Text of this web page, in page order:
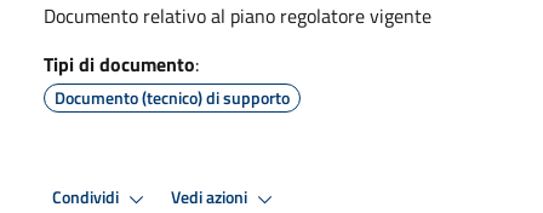
Documento relativo al piano regolatore vigente
Tipi di documento:
Documento (tecnico) di supporto
Condividi Vedi azioni